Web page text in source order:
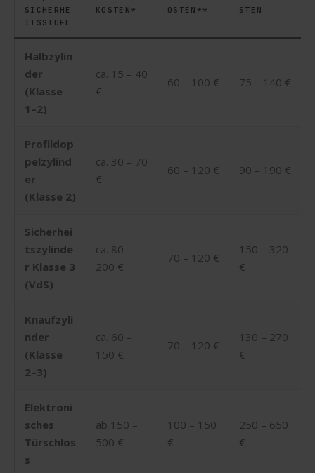
SICHERHE
ITSSTUFE
KOSTEN*
OSTEN**
STEN
Halbzylin
der
(Klasse
1–2)
ca. 15 – 40
€
60 – 100 € 75 – 140 €
Profildop
pelzylind
er
(Klasse 2)
ca. 30 – 70
€
60 – 120 € 90 – 190 €
Sicherhei
tszylinde
r Klasse 3
(VdS)
ca. 80 –
200 €
70 – 120 €
150 – 320
€
Knaufzyli
nder
(Klasse
2–3)
ca. 60 –
150 €
70 – 120 €
130 – 270
€
Elektroni
sches
Türschlos
s
ab 150 –
500 €
100 – 150
€
250 – 650
€